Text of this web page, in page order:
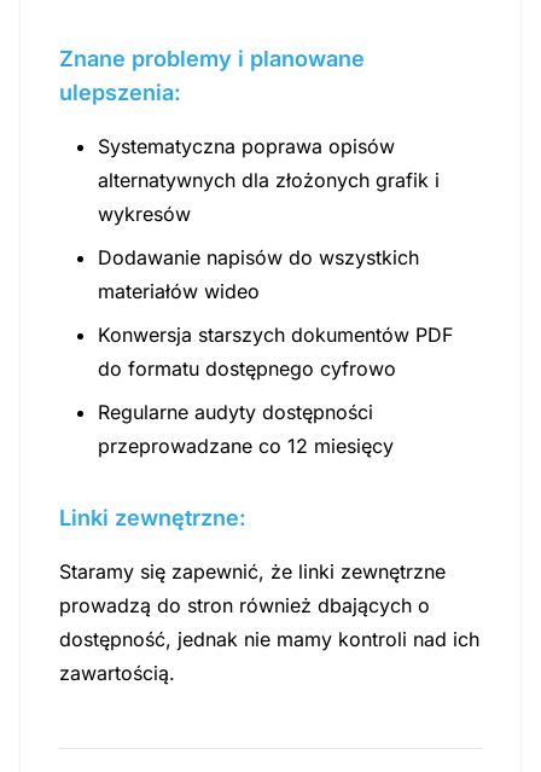
Znane problemy i planowane
ulepszenia:
Systematyczna poprawa opisów
alternatywnych dla złożonych grafik i
wykresów
Dodawanie napisów do wszystkich
materiałów wideo
Konwersja starszych dokumentów PDF
do formatu dostępnego cyfrowo
Regularne audyty dostępności
przeprowadzane co 12 miesięcy
Linki zewnętrzne:
Staramy się zapewnić, że linki zewnętrzne
prowadzą do stron również dbających o
dostępność, jednak nie mamy kontroli nad ich
zawartością.